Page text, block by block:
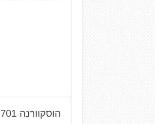
הוסקוורנה 701 VITPILEN – קפה רייסר קונספט